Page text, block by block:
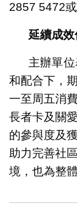
2857 5472
延續成
主辦單
和配合下，
一至周五消
長者卡及關
的參與度及
助力完善社
境，也為整